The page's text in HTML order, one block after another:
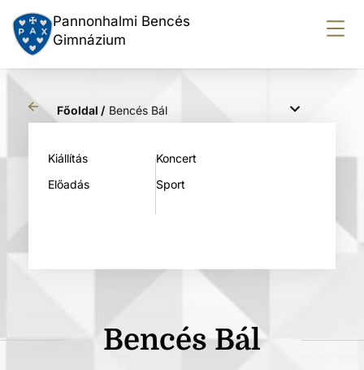
Pannonhalmi Bencés
Gimnázium
Főoldal / Bencés Bál
Kiállítás
Előadás
Koncert
Sport
Bencés Bál